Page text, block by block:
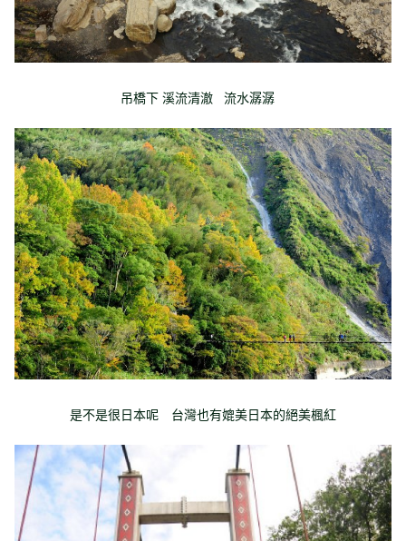
吊橋下 溪流清澈 流水潺潺
是不是很日本呢 台灣也有媲美日本的絕美楓紅